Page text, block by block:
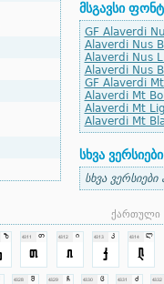
მსგავსი
GF Alaverdi
Alaverdi Nus
Alaverdi Nus
Alaverdi Nus
GF Alaverdi
Alaverdi Mt
Alaverdi Mt
Alaverdi Mt
სხვა ვერსიები
სხვა
ქართული